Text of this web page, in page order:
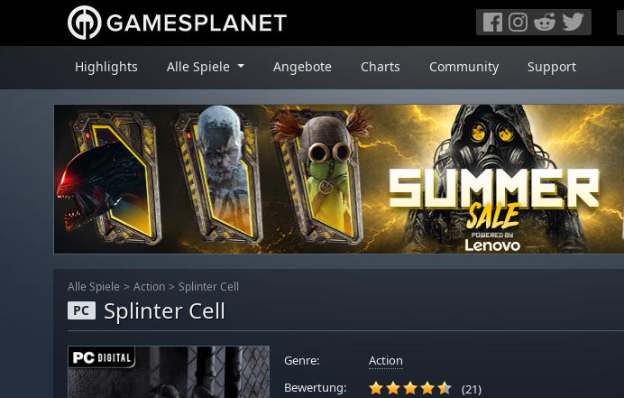
Highlights Alle Spiele Angebote Charts Community Support
Alle Spiele Action Splinter Cell
PC Splinter Cell
Genre:
Action
Bewertung:
(21)